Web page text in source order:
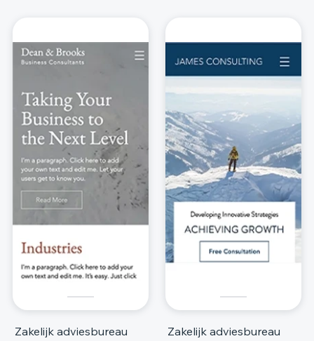
Zakelijk adviesbureau Zakelijk adviesbureau